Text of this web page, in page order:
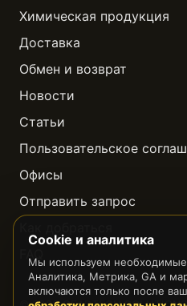
Химическая продукция
Доставка
Обмен и возврат
Новости
Статьи
Пользовательское
Офисы
Отправить запрос
FAQ
Cookie и аналитика
Мы используем необходимые
Аналитика, Метрика, GA и
включаются только после